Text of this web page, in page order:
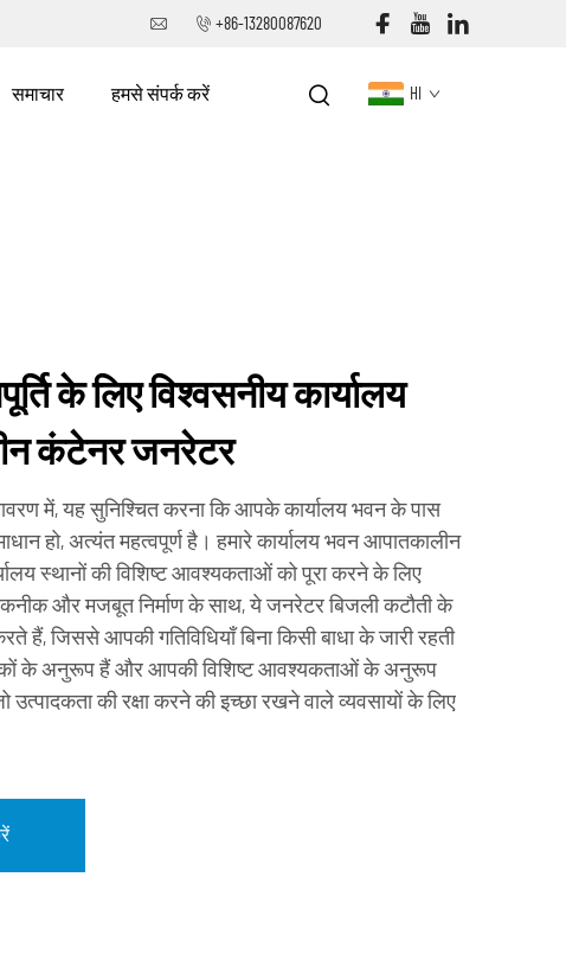
+86-13280087620
समाचार हमसे संपर्क करें HI
के लिए विश्वसनीय कार्यालय
कंटेनर जनरेटर
में, यह सुनिश्चित करना कि आपके कार्यालय भवन के पास
हो, अत्यंत महत्वपूर्ण है। हमारे कार्यालय भवन आपातकालीन
स्थानों की विशिष्ट आवश्यकताओं को पूरा करने के लिए
और मजबूत निर्माण के साथ, ये जनरेटर बिजली कटौती के
हैं, जिससे आपकी गतिविधियाँ बिना किसी बाधा के जारी रहती
के अनुरूप हैं और आपकी विशिष्ट आवश्यकताओं के अनुरूप
की रक्षा करने की इच्छा रखने वाले व्यवसायों के लिए